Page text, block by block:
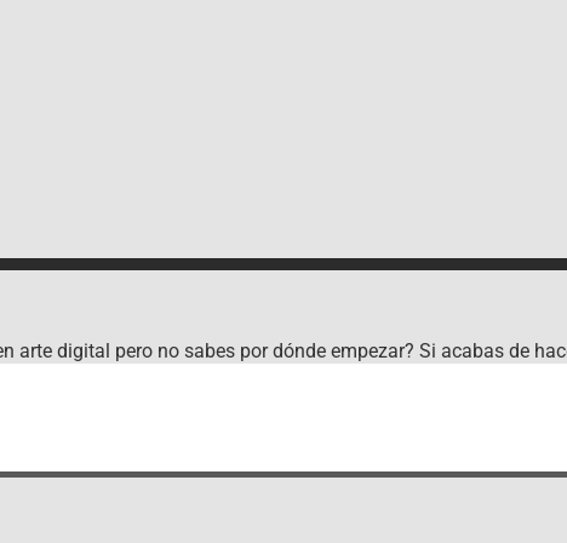
arte digital pero no sabes por dónde empezar? Si acabas de